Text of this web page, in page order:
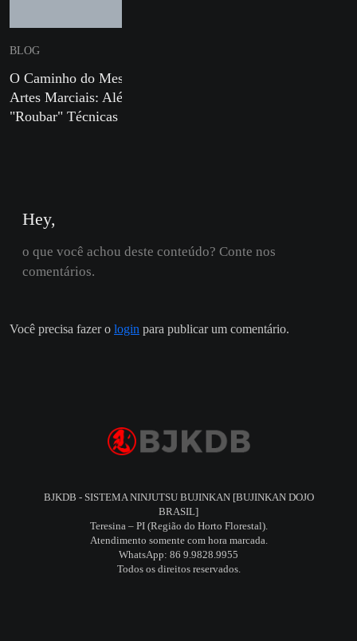
BLOG
O Caminho do Mestre em
Artes Marciais: Além de
"Roubar" Técnicas
Hey,
o que você achou deste conteúdo? Conte nos
comentários.
Você precisa fazer o login para publicar um comentário.
BJKDB - SISTEMA NINJUTSU BUJINKAN [BUJINKAN DOJO
BRASIL]
Teresina – PI (Região do Horto Florestal).
Atendimento somente com hora marcada.
WhatsApp: 86 9.9828.9955
Todos os direitos reservados.